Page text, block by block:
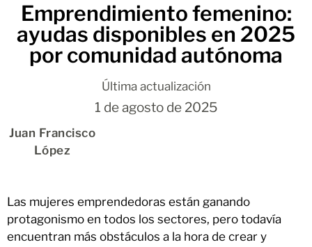
Emprendimiento femenino:
ayudas disponibles en 2025
por comunidad autónoma
Última actualización
1 de agosto de 2025
Juan Francisco
López
Las mujeres emprendedoras están ganando
protagonismo en todos los sectores, pero todavía
encuentran más obstáculos a la hora de crear y